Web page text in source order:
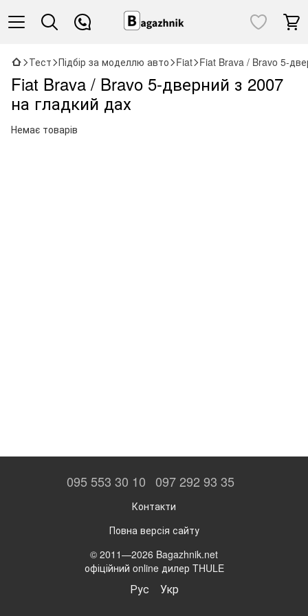
Тест Підбір за моделлю авто Fiat Fiat Brava / Bravo 5-
Fiat Brava / Bravo 5-дверний з 2007
на гладкий дах
Немає товарів
095 553 30 10 097 292 93 35
Контакти
Повна версія сайту
© 2011—2026 Bagazhnik.net
офіційний online дилер THULE
Рус Укр